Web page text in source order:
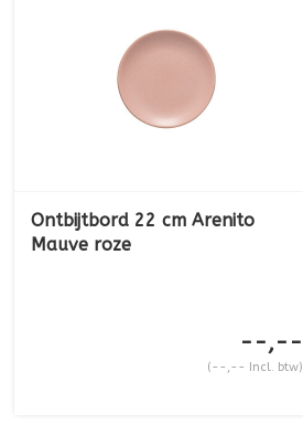
Ontbijtbord 22 cm Arenito
Mauve roze
--,--
(--,-- Incl. btw)